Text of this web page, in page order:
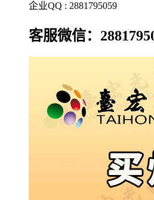
企业QQ : 2881795059
客服微信：